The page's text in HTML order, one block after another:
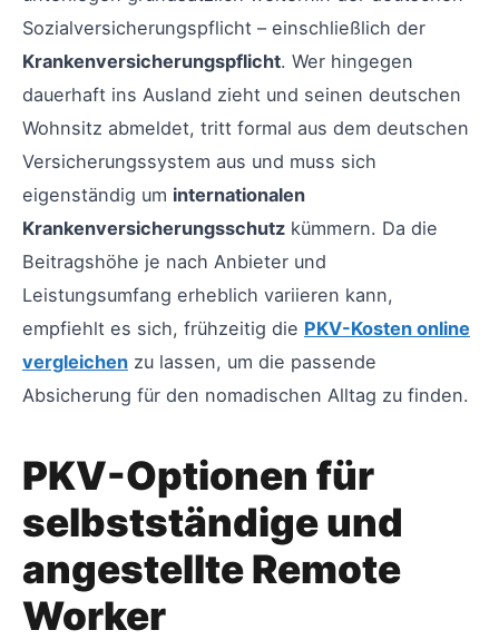
Sozialversicherungspflicht – einschließlich der
Krankenversicherungspflicht. Wer hingegen
dauerhaft ins Ausland zieht und seinen deutschen
Wohnsitz abmeldet, tritt formal aus dem deutschen
Versicherungssystem aus und muss sich
eigenständig um internationalen
Krankenversicherungsschutz kümmern. Da die
Beitragshöhe je nach Anbieter und
Leistungsumfang erheblich variieren kann,
empfiehlt es sich, frühzeitig die PKV-Kosten online
vergleichen zu lassen, um die passende
Absicherung für den nomadischen Alltag zu finden.
PKV-Optionen für
selbstständige und
angestellte Remote
Worker